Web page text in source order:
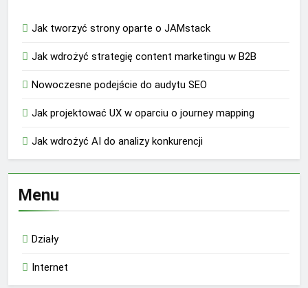
Jak tworzyć strony oparte o JAMstack
Jak wdrożyć strategię content marketingu w B2B
Nowoczesne podejście do audytu SEO
Jak projektować UX w oparciu o journey mapping
Jak wdrożyć AI do analizy konkurencji
Menu
Działy
Internet